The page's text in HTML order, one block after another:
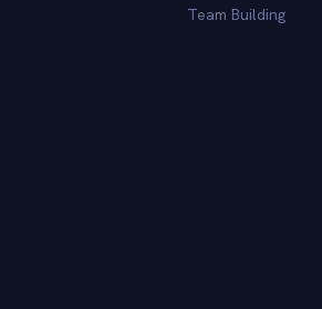
Team Building